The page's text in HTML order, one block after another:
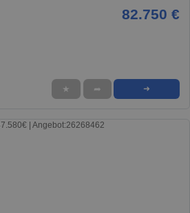
82.750 €
★ ➦ ➜